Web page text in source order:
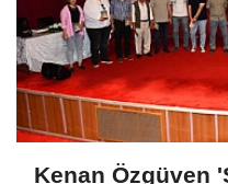
Kenan Özgüven